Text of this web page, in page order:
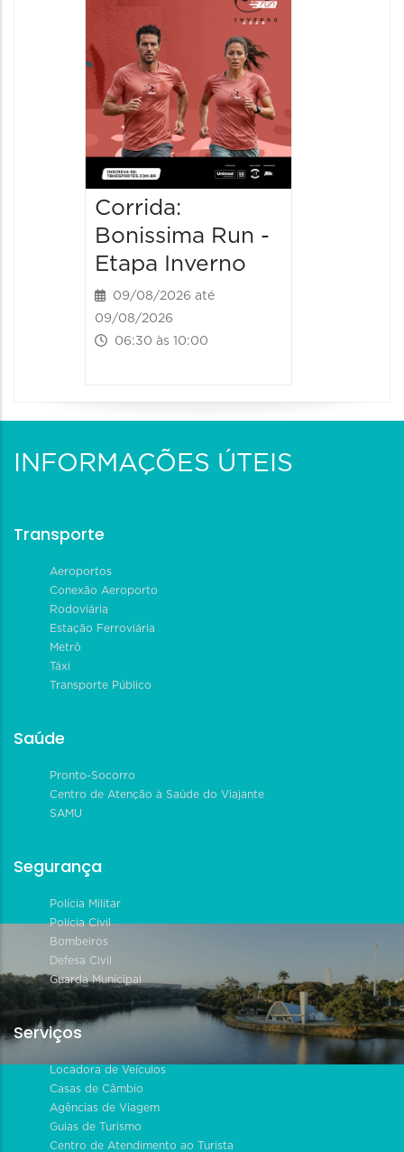
Corrida:
Bonissima Run -
Etapa Inverno
09/08/2026 até
09/08/2026
06:30 às 10:00
INFORMAÇÕES ÚTEIS
Transporte
Aeroportos
Conexão Aeroporto
Rodoviária
Estação Ferroviária
Metrô
Táxi
Transporte Público
Saúde
Pronto-Socorro
Centro de Atenção à Saúde do Viajante
SAMU
Segurança
Polícia Militar
Polícia Civil
Bombeiros
Defesa Civil
Guarda Municipal
Serviços
Locadora de Veículos
Casas de Câmbio
Agências de Viagem
Guias de Turismo
Centro de Atendimento ao Turista